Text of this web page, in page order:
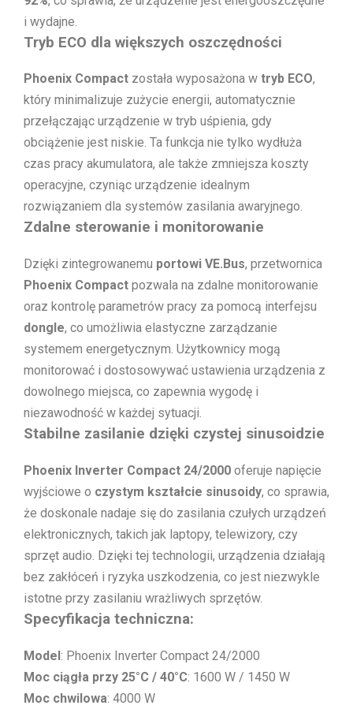
i wydajne.
Tryb ECO dla większych oszczędności
Phoenix Compact została wyposażona w tryb ECO,
który minimalizuje zużycie energii, automatycznie
przełączając urządzenie w tryb uśpienia, gdy
obciążenie jest niskie. Ta funkcja nie tylko wydłuża
czas pracy akumulatora, ale także zmniejsza koszty
operacyjne, czyniąc urządzenie idealnym
rozwiązaniem dla systemów zasilania awaryjnego.
Zdalne sterowanie i monitorowanie
Dzięki zintegrowanemu portowi VE.Bus, przetwornica
Phoenix Compact pozwala na zdalne monitorowanie
oraz kontrolę parametrów pracy za pomocą interfejsu
dongle, co umożliwia elastyczne zarządzanie
systemem energetycznym. Użytkownicy mogą
monitorować i dostosowywać ustawienia urządzenia z
dowolnego miejsca, co zapewnia wygodę i
niezawodność w każdej sytuacji.
Stabilne zasilanie dzięki czystej sinusoidzie
Phoenix Inverter Compact 24/2000 oferuje napięcie
wyjściowe o czystym kształcie sinusoidy, co sprawia,
że doskonale nadaje się do zasilania czułych urządzeń
elektronicznych, takich jak laptopy, telewizory, czy
sprzęt audio. Dzięki tej technologii, urządzenia działają
bez zakłóceń i ryzyka uszkodzenia, co jest niezwykle
istotne przy zasilaniu wrażliwych sprzętów.
Specyfikacja techniczna:
Model: Phoenix Inverter Compact 24/2000
Moc ciągła przy 25°C / 40°C: 1600 W / 1450 W
Moc chwilowa: 4000 W